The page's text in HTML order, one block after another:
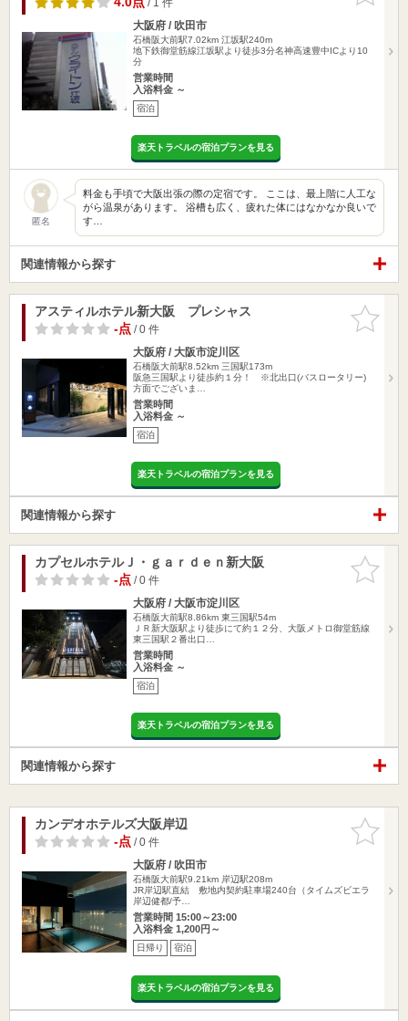
大阪府 / 吹田市
石橋阪大前駅7.02km 江坂駅240m
地下鉄御堂筋線江坂駅より徒歩3分名神高速豊中ICより10
分
営業時間
入浴料金 ～
宿泊
楽天トラベルの宿泊プランを見る
匿名
料金も手頃で大阪出張の際の定宿です。 ここは、最上階に人工な
がら温泉があります。 浴槽も広く、疲れた体にはなかなか良いで
す…
関連情報から探す
お気に入
りに追加
アスティルホテル新大阪 プレシャス
-点/ 0 件
大阪府 / 大阪市淀川区
石橋阪大前駅8.52km 三国駅173m
阪急三国駅より徒歩約１分！ ※北出口(バスロータリー)
方面でございま…
営業時間
入浴料金 ～
宿泊
楽天トラベルの宿泊プランを見る
関連情報から探す
お気に入
りに追加
カプセルホテルＪ・ｇａｒｄｅｎ新大阪
-点/ 0 件
大阪府 / 大阪市淀川区
石橋阪大前駅8.86km 東三国駅54m
ＪＲ新大阪駅より徒歩にて約１２分、大阪メトロ御堂筋線
東三国駅２番出口…
営業時間
入浴料金 ～
宿泊
楽天トラベルの宿泊プランを見る
関連情報から探す
お気に入
りに追加
カンデオホテルズ大阪岸辺
-点/ 0 件
大阪府 / 吹田市
石橋阪大前駅9.21km 岸辺駅208m
JR岸辺駅直結 敷地内契約駐車場240台（タイムズビエラ
岸辺健都/予…
営業時間 15:00～23:00
入浴料金 1,200円～
日帰り 宿泊
楽天トラベルの宿泊プランを見る